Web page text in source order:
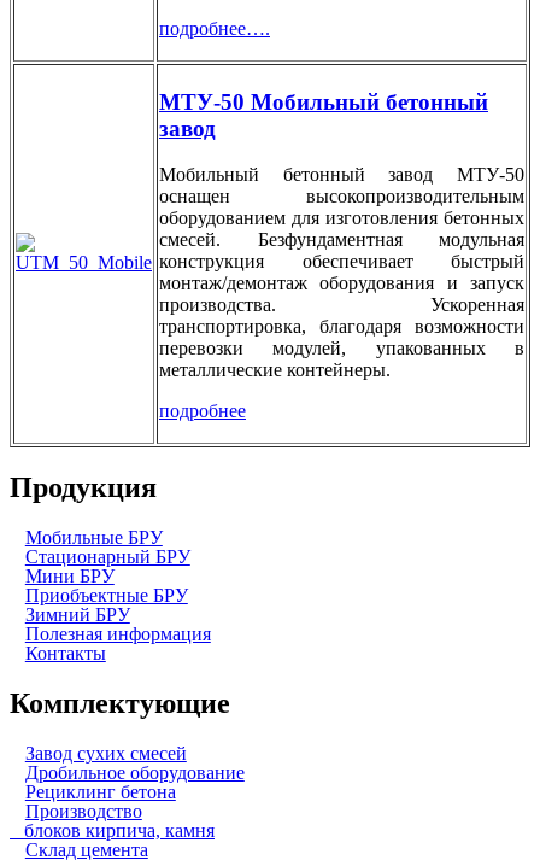
подробнее….
МТУ-50 Мобильный бетонный
завод
Мобильный бетонный завод МТУ-50
оснащен высокопроизводительным
оборудованием для изготовления бетонных
смесей. Безфундаментная модульная
конструкция обеспечивает быстрый
монтаж/демонтаж оборудования и запуск
производства. Ускоренная
транспортировка, благодаря возможности
перевозки модулей, упакованных в
металлические контейнеры.
подробнее
Продукция
Мобильные БРУ
Стационарный БРУ
Мини БРУ
Приобъектные БРУ
Зимний БРУ
Полезная информация
Контакты
Комплектующие
Завод сухих смесей
Дробильное оборудование
Рециклинг бетона
Производство
блоков кирпича, камня
Склад цемента